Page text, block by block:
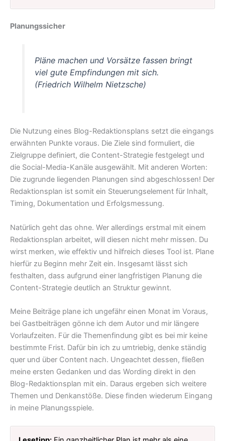
Planungssicher
Pläne machen und Vorsätze fassen bringt
viel gute Empfindungen mit sich.
(Friedrich Wilhelm Nietzsche)
Die Nutzung eines Blog-Redaktionsplans setzt die eingangs
erwähnten Punkte voraus. Die Ziele sind formuliert, die
Zielgruppe definiert, die Content-Strategie festgelegt und
die Social-Media-Kanäle ausgewählt. Mit anderen Worten:
Die zugrunde liegenden Planungen sind abgeschlossen! Der
Redaktionsplan ist somit ein Steuerungselement für Inhalt,
Timing, Dokumentation und Erfolgsmessung.
Natürlich geht das ohne. Wer allerdings erstmal mit einem
Redaktionsplan arbeitet, will diesen nicht mehr missen. Du
wirst merken, wie effektiv und hilfreich dieses Tool ist. Plane
hierfür zu Beginn mehr Zeit ein. Insgesamt lässt sich
festhalten, dass aufgrund einer langfristigen Planung die
Content-Strategie deutlich an Struktur gewinnt.
Meine Beiträge plane ich ungefähr einen Monat im Voraus,
bei Gastbeiträgen gönne ich dem Autor und mir längere
Vorlaufzeiten. Für die Themenfindung gibt es bei mir keine
bestimmte Frist. Dafür bin ich zu umtriebig, denke ständig
quer und über Content nach. Ungeachtet dessen, fließen
meine ersten Gedanken und das Wording direkt in den
Blog-Redaktionsplan mit ein. Daraus ergeben sich weitere
Themen und Denkanstöße. Diese finden wiederum Eingang
in meine Planungsspiele.